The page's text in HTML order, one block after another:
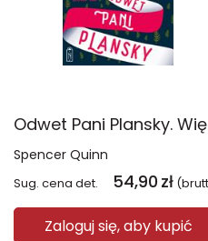
Spencer Quinn
Sug. cena det. 54,90 zł
Zaloguj się, aby kupić